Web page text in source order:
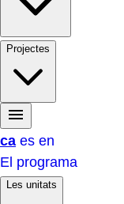
Projectes
ca es en
El programa
Les unitats